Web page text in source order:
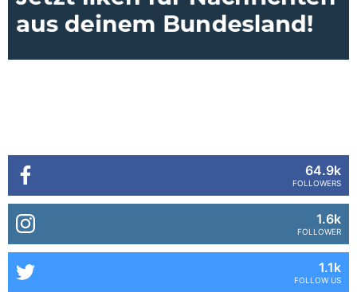
64.9k
FOLLOWERS
1.6k
FOLLOWER
1.1k
FOLLOW US